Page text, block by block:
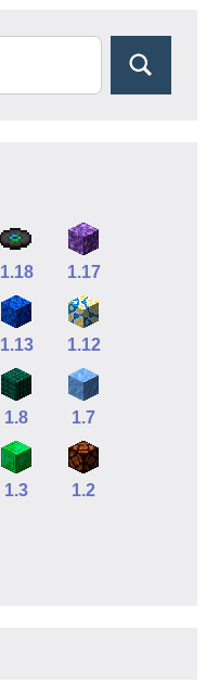
1.18 1.17
1.13 1.12
1.8 1.7
1.3 1.2